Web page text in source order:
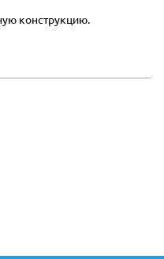
конструкцию.